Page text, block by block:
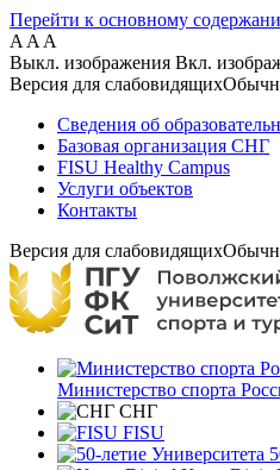
Перейти к основному
A A A
Выкл. изображения Вкл.
Версия для слабовидящих
Сведения об
Базовая организация СНГ
FISU Healthy Campus
Услуги объектов
Контакты
Версия для слабовидящих
Министерство спорта
СНГ
FISU